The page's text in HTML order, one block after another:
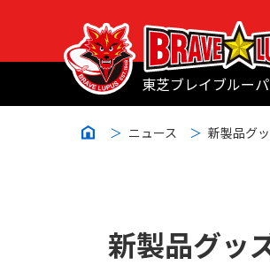
東芝ブレイブルー
ニュース 新製品グ
新製品グッ